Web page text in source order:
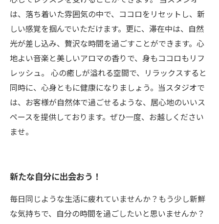
は、落ち着いた雰囲気の中で、ココロをリセットし、新
しい感覚を掴んでいただけます。更に、滞在中は、自然
光が差し込み、贅沢な時間を過ごすことができます。心
地よい音楽と美しいアロマの香りで、身もココロもリフ
レッシュ。 心の癒しが溢れる空間で、リラックスすると
同時に、心身ともに健康になりましょう。当スタジオで
は、お客様が自然体で過ごせるような、居心地のいいス
ペースを提供しております。ぜひ一度、お越しください
ませ。
新たな自分に出会おう！
毎日同じような生活に疲れていませんか？もう少し新鮮
な気持ちで、自分の時間を過ごしたいと思いませんか？